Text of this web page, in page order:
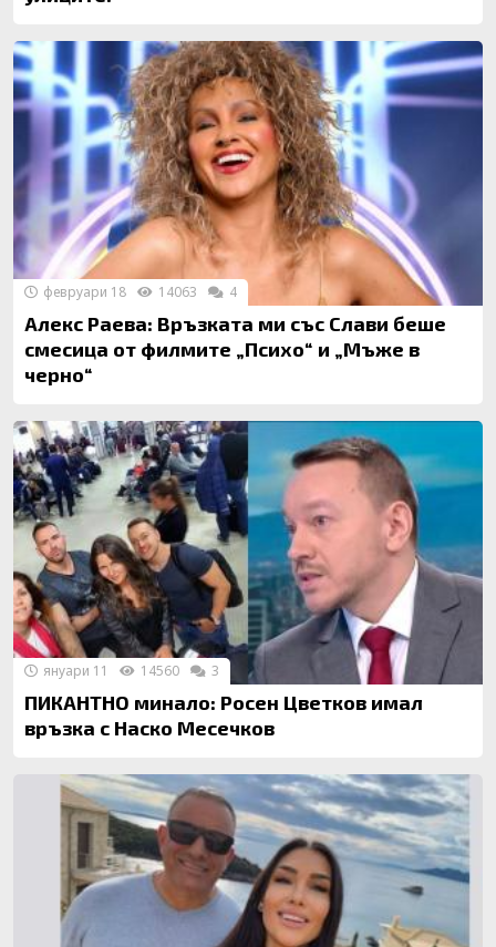
Алекс Раева: Връзката ми със Слави беше
смесица от филмите „Психо“ и „Мъже в
черно“
февруари 18 14063 4
ПИКАНТНО минало: Росен Цветков имал
връзка с Наско Месечков
януари 11 14560 3